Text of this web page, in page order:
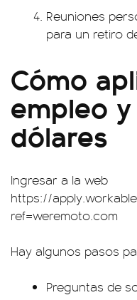
Reuniones
para un retiro
Cómo
empleo
dólares
Ingresar a la web
https://
ref=weremoto.com
Hay algunos pasos
Preguntas de